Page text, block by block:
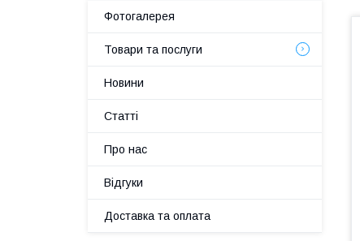
Фотогалерея
Товари та послуги
Новини
Статті
Про нас
Відгуки
Доставка та оплата